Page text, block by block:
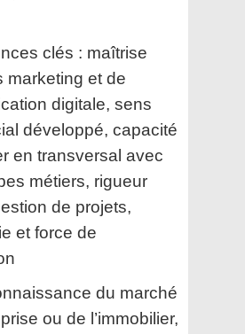
clés : maîtrise
marketing et de
digitale, sens
développé, capacité
en transversal avec
métiers, rigueur
de projets,
et force de
du marché
ou de l’immobilier,